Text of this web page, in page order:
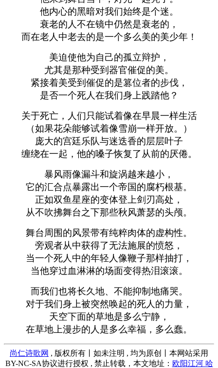
他内心的黑暗对我们始终是个迷。
衰老的人不在镜中仍然是衰老的，
而在老人中老去的是一个多么美的美少年！
美迫使他为自己的孤立辩护，
尤其是那种受到器官催促的美。
紧接着美受到催促的是篡位者的步伐，
是否一个死人在我们身上践踏他？
关于死亡，人们只能试着像在早晨一样生活
（如果花朵能够试着像雪崩一样开放。）
庞大的宫廷乐队与迷迭香的层层叶子
缠绕在一起，他的嗓子恢复了从前的厌倦。
暴风雨像漏斗和旋涡越来越小，
它的汇合点暴露出一个帝国的腐朽根基。
正如双鱼星座的变体登上剑刃高处，
从不吹拂舞台之下那些秋风萧瑟的头颅。
舞台周围的风景带有纯粹肉体的虚构性。
旁观者从中获得了无法施展的愤怒，
当一个死人中的年轻人像鞭子那样抽打，
当他穿过血淋淋的场面变得热泪滚滚。
而我们也将长久地、不能抑制地痛哭。
对于我们身上被突然唤起的死人的力量，
天空下面的草地是多么宁静，
在草地上漫步的人是多么幸福，多么蠢。
尚仁诗歌网 , 版权所有丨如未注明 , 均为原创丨本网站采用
BY-NC-SA协议进行授权 , 禁止转载，本文地址： 欧阳江河 哈